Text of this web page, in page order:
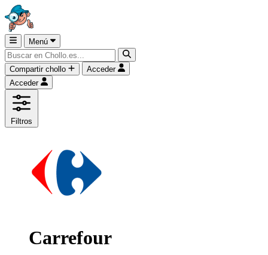
Menú
Compartir chollo
Acceder
Acceder
Filtros
Carrefour